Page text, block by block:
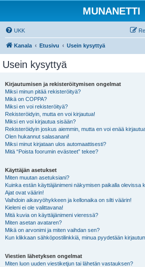
MUNANETTI
UKK
Kanala Etusivu Usein kysyttyä
Usein kysyttyä
Kirjautumisen ja rekisteröitymisen ongelmat
Miksi minun pitää rekisteröityä?
Mikä on COPPA?
Miksi en voi rekisteröityä?
Rekisteröidyin, mutta en voi kirjautua!
Miksi en voi kirjautua sisään?
Rekisteröidyin joskus aiemmin, mutta en voi enää
Olen hukannut salasanani!
Miksi minut kirjataan ulos automaattisesti?
Mitä “Poista foorumin evästeet” tekee?
Käyttäjän asetukset
Miten muutan asetuksiani?
Kuinka estän käyttäjänimeni näkymisen paikalla olevissa
Ajat ovat väärin!
Vaihdoin aikavyöhykkeen ja kellonaika on silti väärin!
Kieleni ei ole valittavana!
Mitä kuvia on käyttäjänimeni vieressä?
Miten asetan avataren?
Mikä on arvonimi ja miten vaihdan sen?
Kun klikkaan sähköpostilinkkiä, minua pyydetään
Viestien lähetyksen ongelmat
Miten luon uuden viestiketjun tai lähetän vastauksen?